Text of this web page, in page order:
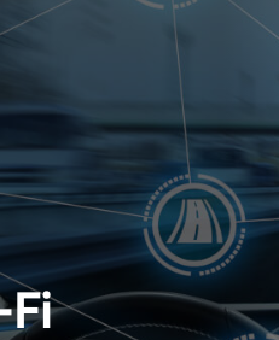
Fi